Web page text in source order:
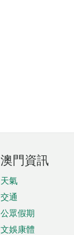
澳門資訊
天氣
交通
公眾假期
文娛康體